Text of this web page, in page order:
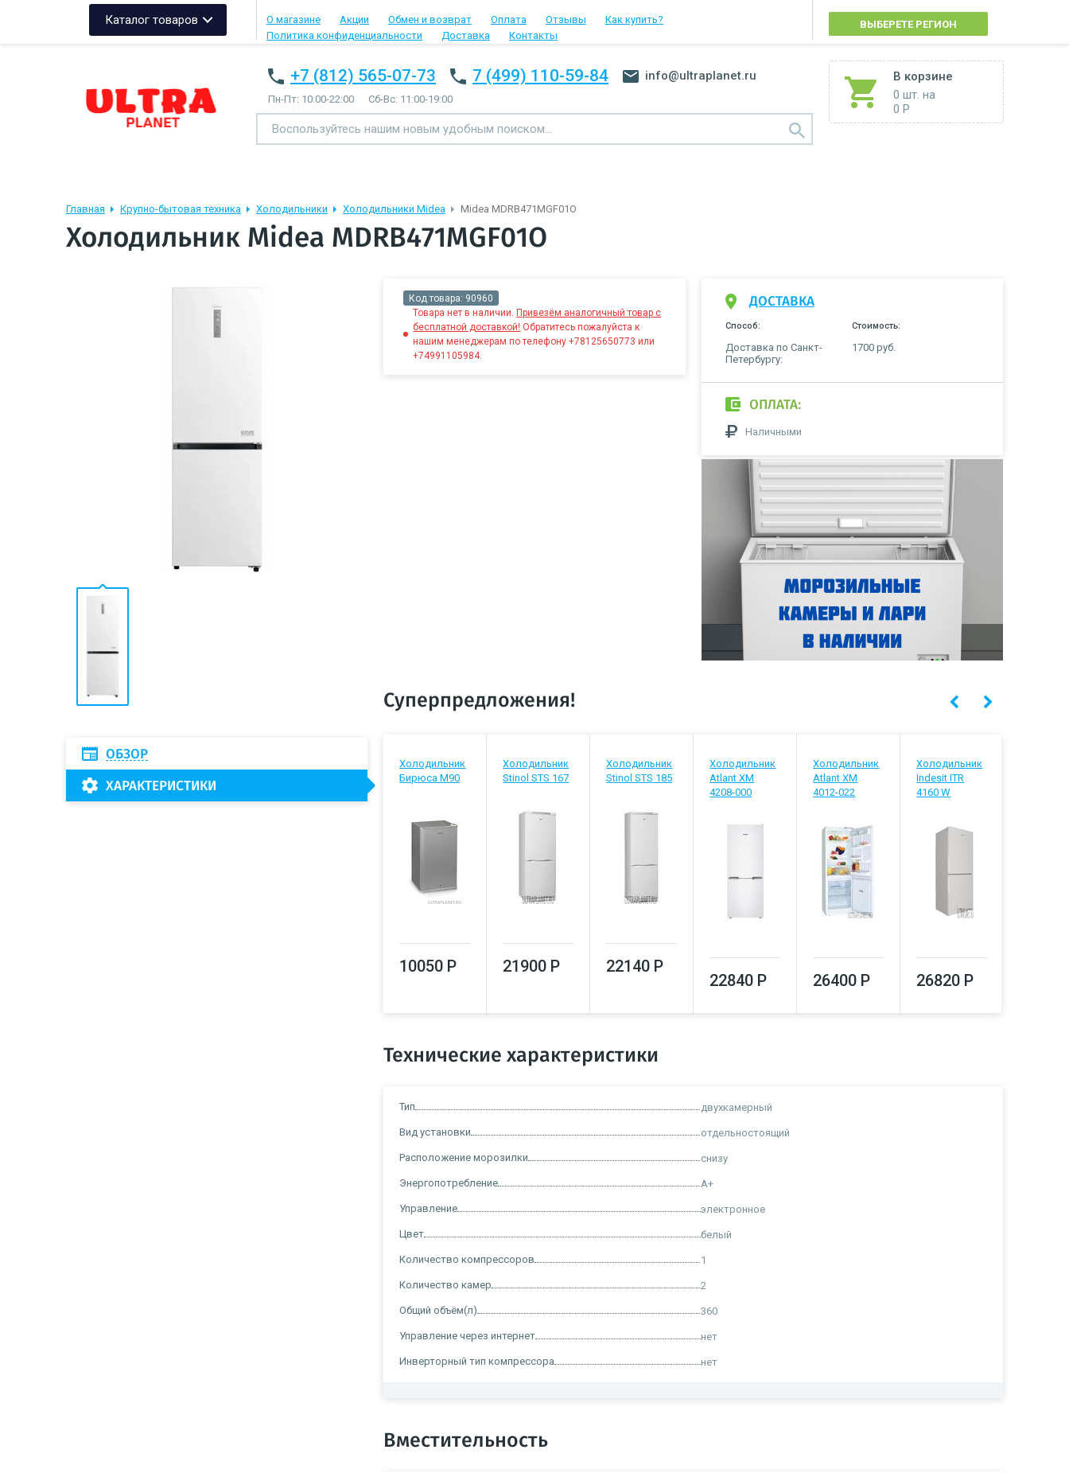
Каталог товаров О магазине Акции Обмен и возврат Оплата Отзывы
Как купить?
Политика конфиденциальности
Доставка Контакты
ВЫБЕРЕТЕ РЕГИОН
В корзине
0 шт. на
0 Р
+7 (812) 565-07-73 7 (499) 110-59-84 info@ultraplanet.ru
Пн-Пт: 10:00-22:00 Сб-Вс: 11:00-19:00
Главная Крупно-бытовая техника Холодильники Холодильники Midea Midea MDRB471MGF01O
Холодильник Midea MDRB471MGF01O
ОБЗОР
ХАРАКТЕРИСТИКИ
Код товара: 90960
Товара нет в наличии. Привезём аналогичный товар с
бесплатной доставкой! Обратитесь пожалуйста к
нашим менеджерам по телефону +78125650773 или
+74991105984.
ДОСТАВКА
Способ: Стоимость:
Доставка по Санкт-
Петербургу:
1700 руб.
ОПЛАТА:
Наличными
Суперпредложения!
Холодильник
Бирюса М90
10050 Р
Холодильник
Stinol STS 167
21900 Р
Холодильник
Stinol STS 185
22140 Р
Холодильник
Atlant ХМ
4208-000
22840 Р
Холодильник
Atlant ХМ
4012-022
26400 Р
Холодильник
Indesit ITR
4160 W
26820 Р
Технические характеристики
Тип двухкамерный
Вид установки отдельностоящий
Расположение морозилки снизу
Энергопотребление A+
Управление электронное
Цвет белый
Количество компрессоров 1
Количество камер 2
Общий объём(л) 360
Управление через интернет нет
Инверторный тип компрессора нет
Вместительность